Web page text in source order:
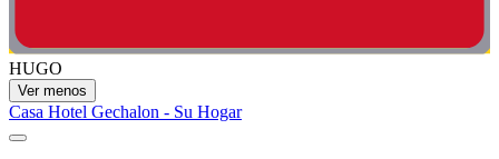
HUGO
Ver menos
Casa Hotel Gechalon - Su Hogar